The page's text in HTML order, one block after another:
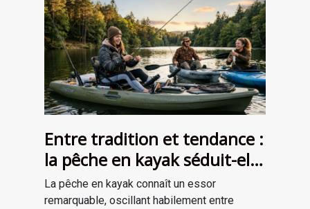
Entre tradition et tendance :
la pêche en kayak séduit-elle
une nouvelle génération ?
La pêche en kayak connaît un essor
remarquable, oscillant habilement entre